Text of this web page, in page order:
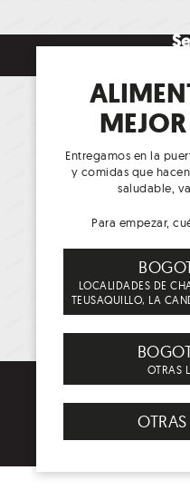
de
hábitos
Entregamos en la
y comidas que
saludable,
Para empezar,
LOCALIDADES DE
TEUSAQUILLO, LA
OTRAS